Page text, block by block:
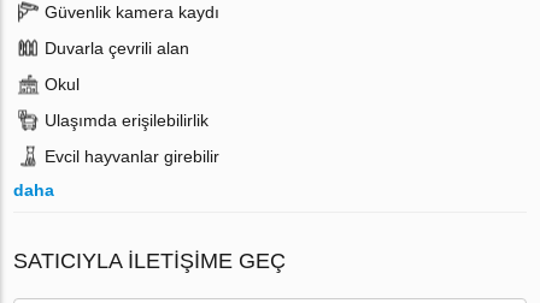
Güvenlik kamera kaydı
Duvarla çevrili alan
Okul
Ulaşımda erişilebilirlik
Evcil hayvanlar girebilir
daha
SATICIYLA ILETIŞIME GEÇ